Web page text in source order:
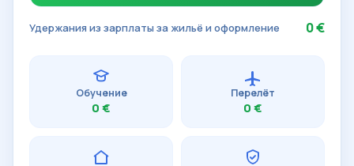
Удержания из зарплаты за жильё и оформление 0 €
Обучение
0 €
Перелёт
0 €